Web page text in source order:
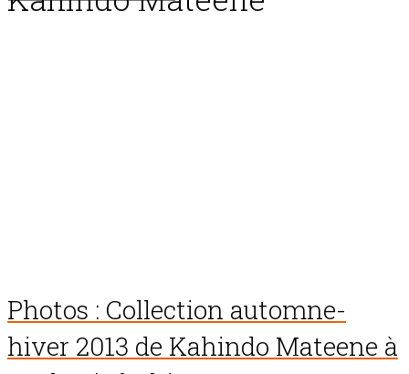
Photos : Collection automne-
hiver 2013 de Kahindo Mateene à